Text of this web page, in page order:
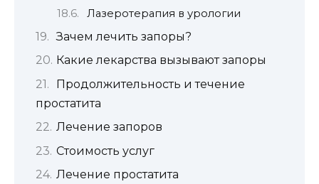
Лазеротерапия в урологии
Зачем лечить запоры?
Какие лекарства вызывают запоры
Продолжительность и течение
простатита
Лечение запоров
Стоимость услуг
Лечение простатита